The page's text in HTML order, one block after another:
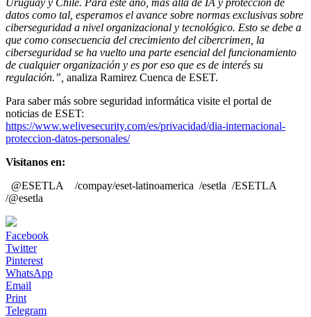
datos como tal, esperamos el avance sobre normas exclusivas sobre
ciberseguridad a nivel organizacional y tecnológico. Esto se debe a
que como consecuencia del crecimiento del cibercrimen, la
ciberseguridad se ha vuelto una parte esencial del funcionamiento
de cualquier organización y es por eso que es de interés su
regulación.”, analiza Ramirez Cuenca de ESET.
Para saber más sobre seguridad informática visite el portal de
noticias de ESET:
https://www.welivesecurity.com/es/privacidad/dia-internacional-
proteccion-datos-personales/
Visítanos en:
@ESETLA
/compay/eset-latinoamerica /esetla /ESETLA
/@esetla
Facebook
Twitter
Pinterest
WhatsApp
Email
Print
Telegram